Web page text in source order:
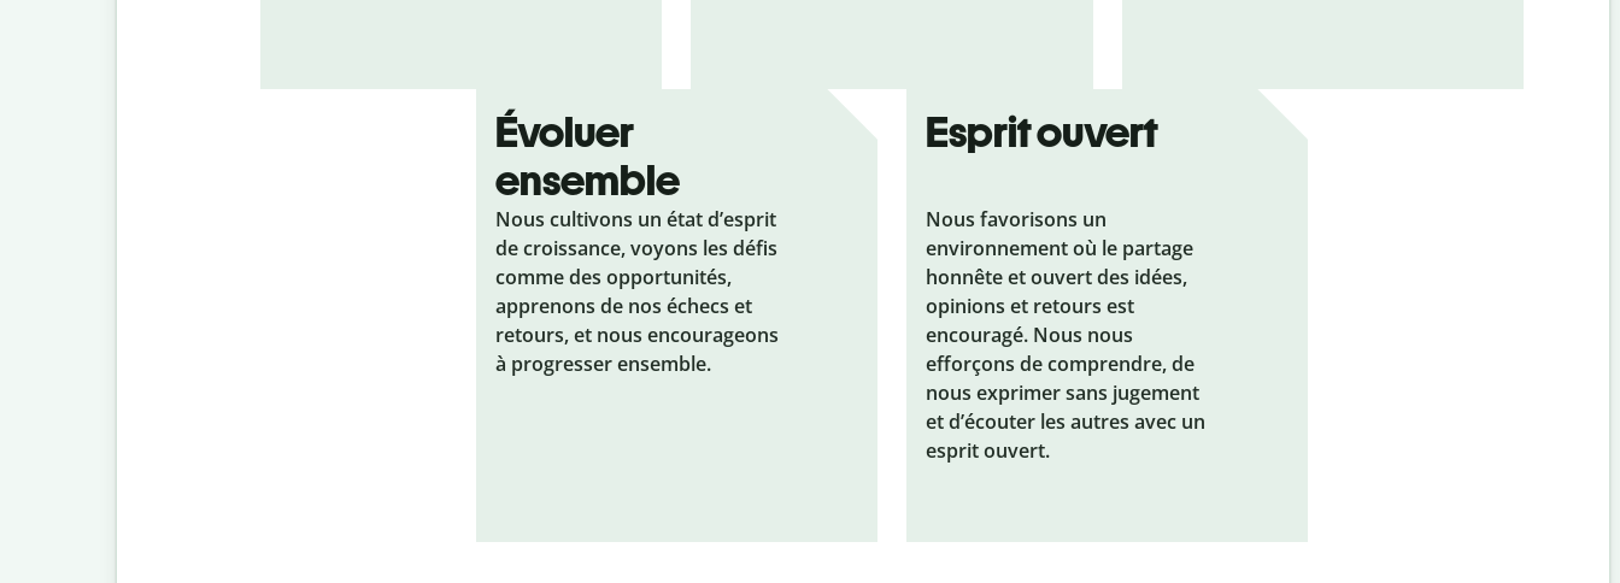
Évoluer
ensemble
Nous cultivons un état d’esprit
de croissance, voyons les défis
comme des opportunités,
apprenons de nos échecs et
retours, et nous encourageons
à progresser ensemble.
Esprit ouvert
Nous favorisons un
environnement où le partage
honnête et ouvert des idées,
opinions et retours est
encouragé. Nous nous
efforçons de comprendre, de
nous exprimer sans jugement
et d’écouter les autres avec un
esprit ouvert.